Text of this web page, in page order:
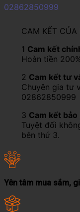
02862850999
CAM KẾT CỦA
1 Cam kết
Hoàn tiền
2 Cam kết tư
Chuyên gia tư
02862850999
3 Cam kết bảo
Tuyệt đối
bên thứ 3.
Yên tâm mua sắm,